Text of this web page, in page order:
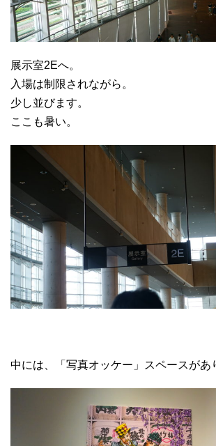
展示室2Eへ。
入場は制限されながら。
少し並びます。
ここも暑い。
中には、「写真オッケー」スペースがあ